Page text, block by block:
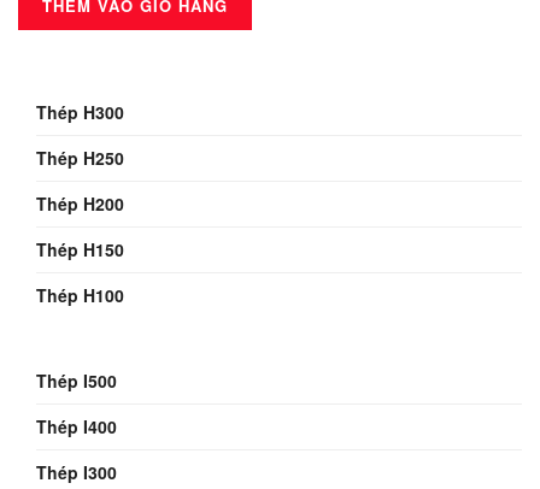
THÊM VÀO GIỎ HÀNG
Thép H300
Thép H250
Thép H200
Thép H150
Thép H100
Thép I500
Thép I400
Thép I300